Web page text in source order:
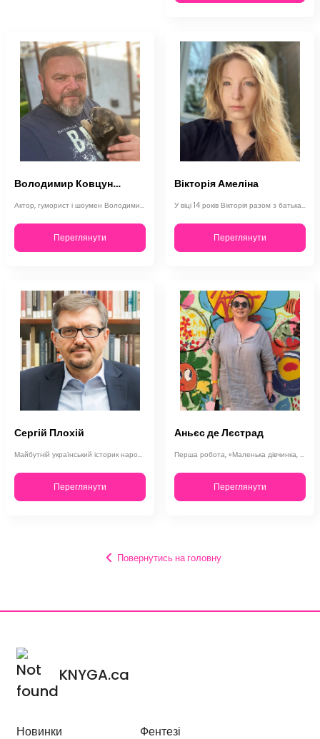
Володимир Ковцун (Владзьо)
Актор, гуморист і шоумен Володимир Ковцун народився 12 листопада 1976 року в се…
Переглянути
Вікторія Амеліна
У віці 14 років Вікторія разом з батьками емігрувала до Канади, але згодом пове…
Переглянути
Сергій Плохій
Майбутній український історик народився 23 травня 1957 року в Горькому. Закінчи…
Переглянути
Аньєс де Лєстрад
Перша робота, «Маленька дівчинка, яка більше не хотіла плювати», з ілюстраціями…
Переглянути
Повернутись на головну
KNYGA.ca
Новинки Фентезі